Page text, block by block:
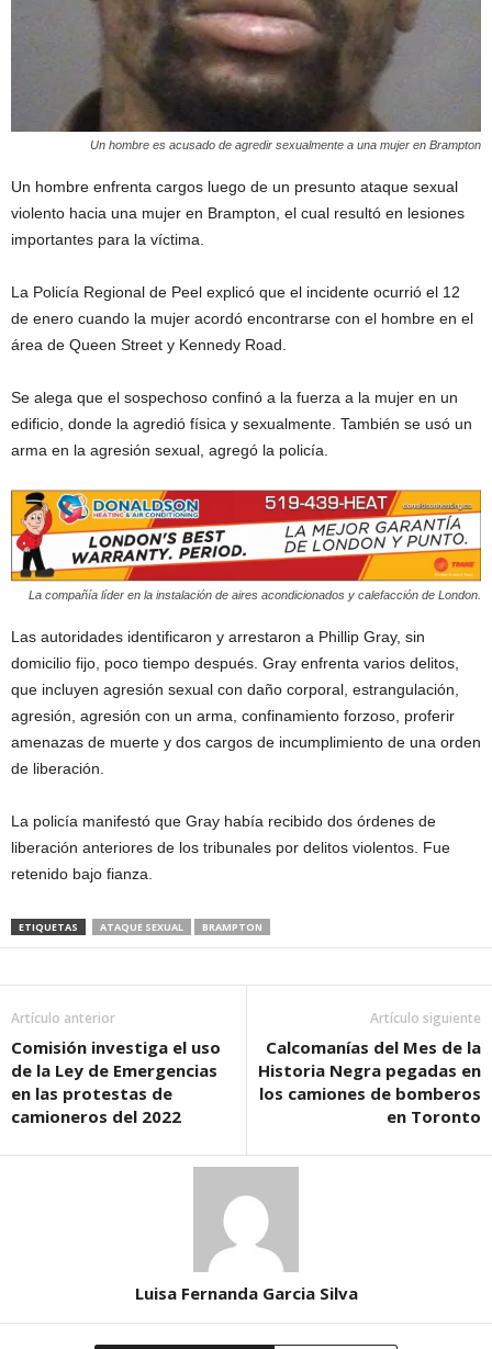
Un hombre es acusado de agredir sexualmente a una mujer en Brampton
Un hombre enfrenta cargos luego de un presunto ataque sexual
violento hacia una mujer en Brampton, el cual resultó en lesiones
importantes para la víctima.
La Policía Regional de Peel explicó que el incidente ocurrió el 12
de enero cuando la mujer acordó encontrarse con el hombre en el
área de Queen Street y Kennedy Road.
Se alega que el sospechoso confinó a la fuerza a la mujer en un
edificio, donde la agredió física y sexualmente. También se usó un
arma en la agresión sexual, agregó la policía.
La compañía líder en la instalación de aires acondicionados y calefacción de London.
Las autoridades identificaron y arrestaron a Phillip Gray, sin
domicilio fijo, poco tiempo después. Gray enfrenta varios delitos,
que incluyen agresión sexual con daño corporal, estrangulación,
agresión, agresión con un arma, confinamiento forzoso, proferir
amenazas de muerte y dos cargos de incumplimiento de una orden
de liberación.
La policía manifestó que Gray había recibido dos órdenes de
liberación anteriores de los tribunales por delitos violentos. Fue
retenido bajo fianza.
ETIQUETAS ATAQUE SEXUAL BRAMPTON
Artículo anterior
Comisión investiga el uso
de la Ley de Emergencias
en las protestas de
camioneros del 2022
Artículo siguiente
Calcomanías del Mes de la
Historia Negra pegadas en
los camiones de bomberos
en Toronto
Luisa Fernanda Garcia Silva